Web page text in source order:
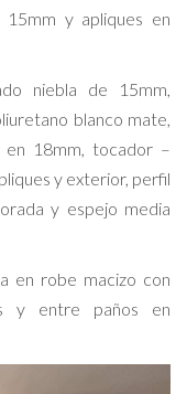
y apliques en
niebla de 15mm,
blanco mate,
en 18mm, tocador –
y exterior, perfil
y espejo media
en robe macizo con
y entre paños en